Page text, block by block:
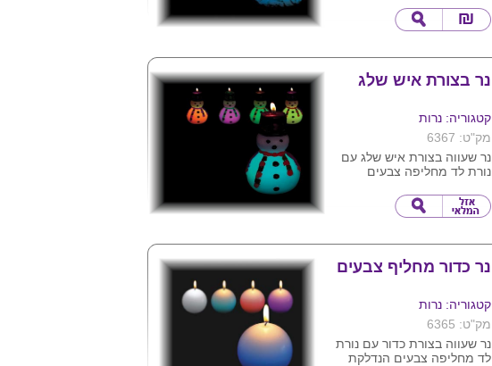
באמצעות סוללות ( כלול )
ומגיע באריזת צלופן ובקופסת
מדבקה עם הלוגו והקדשה
נר בצורת איש שלג
קטגוריה: נרות
מק"ט: 6367
נר שעווה בצורת איש שלג עם
נורת לד מחליפה צבעים
הנורה פועלת ללא צורך
בסוללות .
נר כדור מחליף צבעים
קטגוריה: נרות
מק"ט: 6365
נר שעווה בצורת כדור עם נורת
לד מחליפה צבעים הנדלקת